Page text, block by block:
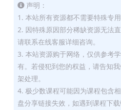
声明：
1. 本站所有资源都不需要特殊专
2. 因特殊原因部分稀缺资源无法
请联系在线客服详细咨询。
3. 本站资源购于网络，仅供参考
有。若侵犯到您的权益，请告知
架处理。
4. 极少数课程可能因为课程包含
盘分享链接失效，如遇到课程下